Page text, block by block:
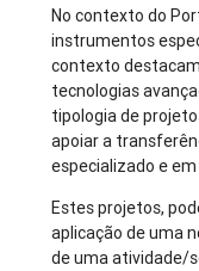
No contexto do
instrumentos
contexto
tecnologias
tipologia de
apoiar a
especializado e
Estes projetos,
aplicação de uma
de uma atividade/